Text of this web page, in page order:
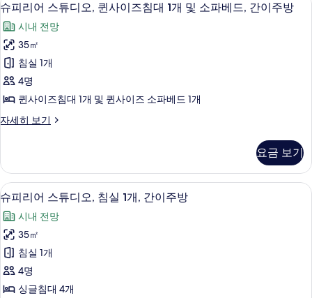
보
기
기
부
분
바
다
전
망
(Newly
진
모
두
보
기
이
즈
침
대
개,
부
분
바
다
Renovated)
자
세
히
보
기
피
리
어
스
튜
오,
사
이
즈
침
대
개
및
8
슈피리어 스튜디오, 퀸사이즈침대 1개 및 소파베드, 간이주방
시내 전망
35㎡
침실 1개
4명
퀸사이즈침대 1개 및 퀸사이즈 소파베드 1개
자세히 보기
슈
스
튜
디
오,
퀸
사
이
즈
침
대
요금 보기
슈
피
리
어
스
튜
슈피리어 스튜디오, 침실 1개, 간이주
7
슈피리어 스튜디오, 침실 1개, 간이주방
시내 전망
35㎡
침실 1개
4명
싱글침대 4개